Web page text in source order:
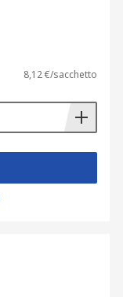
8,12 €/sacchetto